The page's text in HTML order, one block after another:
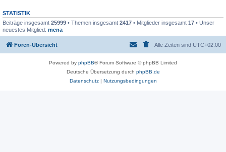
STATISTIK
Beiträge insgesamt 25999 • Themen insgesamt 2417 • Mitglieder insgesamt 17 • Unser
neuestes Mitglied: mena
Foren-Übersicht Alle Zeiten sind UTC+02:00
Powered by phpBB® Forum Software © phpBB Limited
Deutsche Übersetzung durch phpBB.de
Datenschutz| Nutzungsbedingungen